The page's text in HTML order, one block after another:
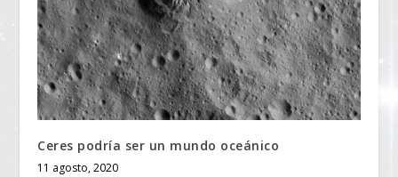
Ceres podría ser un mundo oceánico
11 agosto, 2020